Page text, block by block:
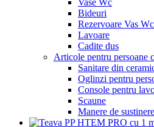
Bideuri
Rezervoare Vas Wc
Lavoare
Cadite dus
Articole pentru persoane
Sanitare din
Oglinzi pentru
Console pentru
Scaune
Manere de sustinere